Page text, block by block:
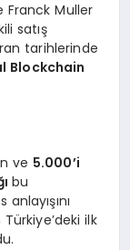
Franck Muller
satış
tarihlerinde
Blockchain
ve 5.000’i
bu
ilk